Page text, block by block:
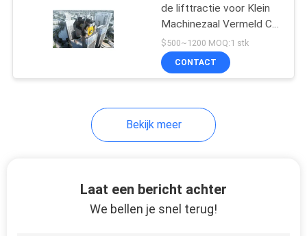
de lifttractie voor Klein
Machinezaal Vermeld Ce
ISO
$500~1200 MOQ:1 stk
CONTACT
Bekijk meer
Laat een bericht achter
We bellen je snel terug!